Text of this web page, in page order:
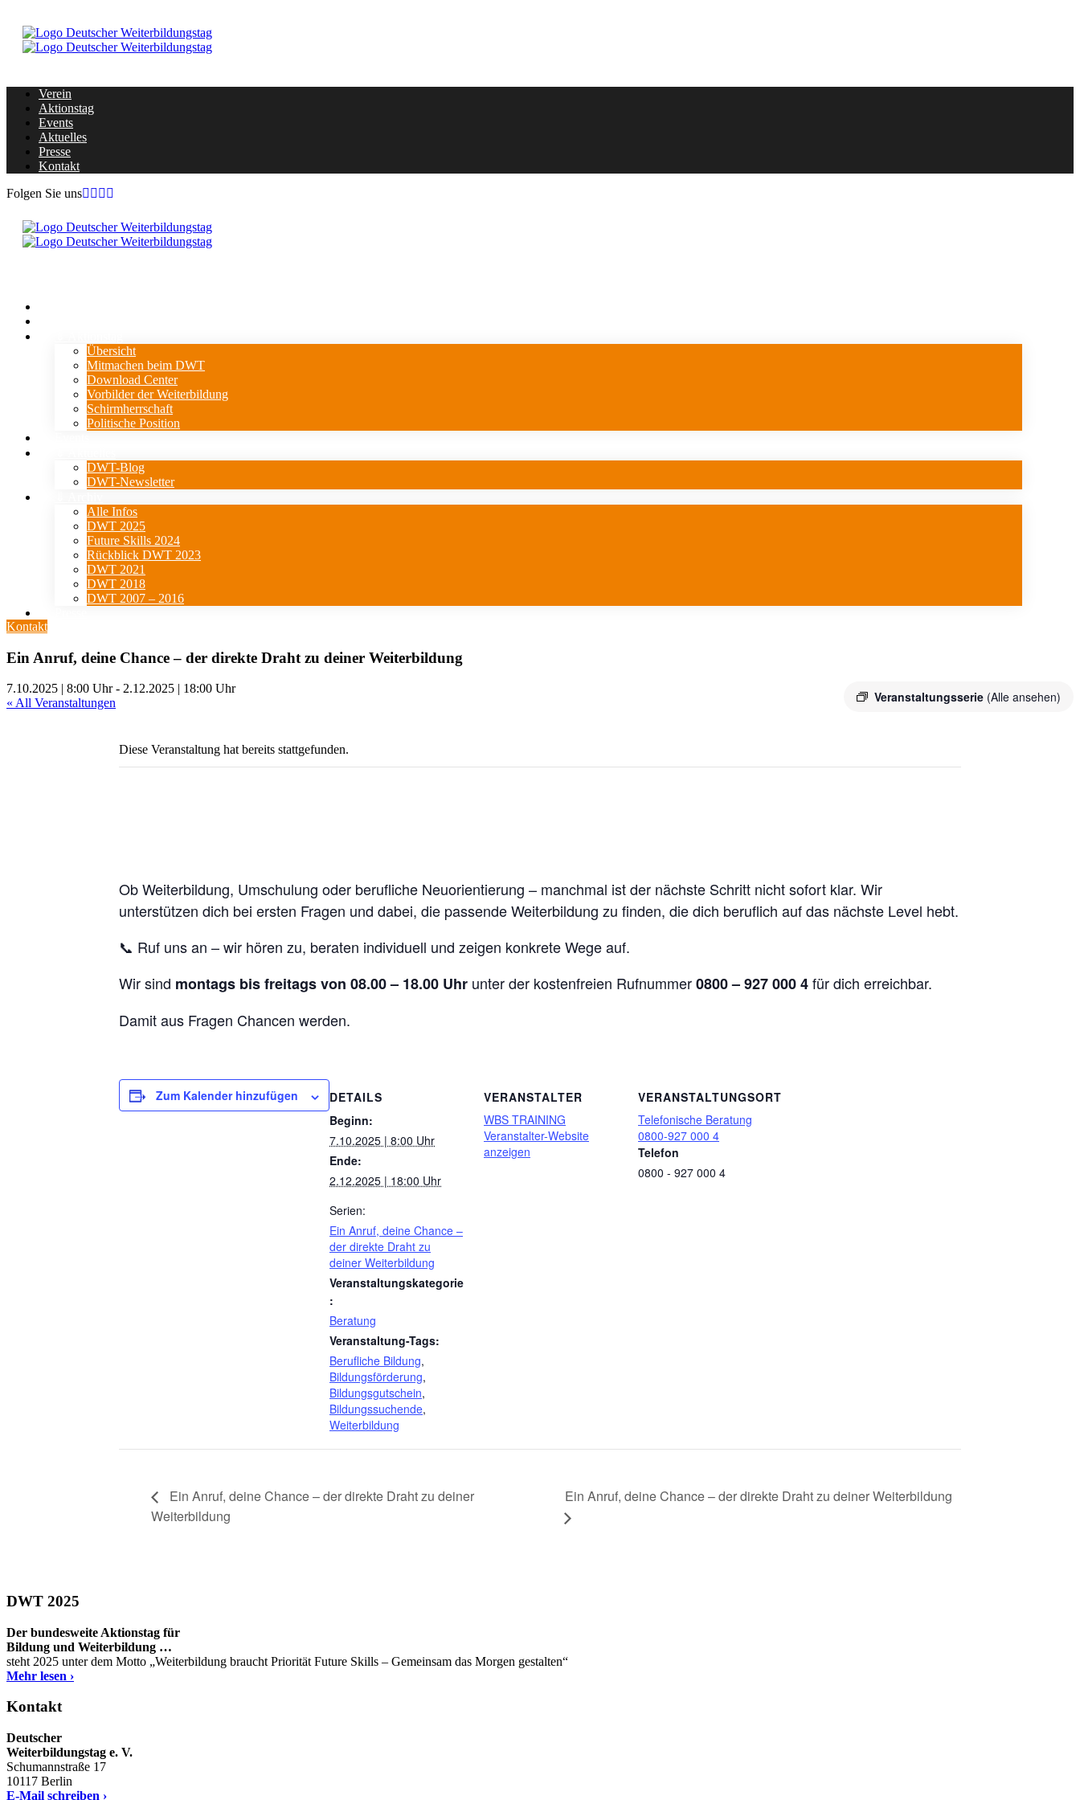
Verein
Aktionstag
Events
Aktuelles
Presse
Kontakt
Folgen Sie uns
Übersicht
Mitmachen beim DWT
Download Center
Vorbilder der Weiterbildung
Schirmherrschaft
Politische Position
DWT-Blog
DWT-Newsletter
Alle Infos
DWT 2025
Future Skills 2024
Rückblick DWT 2023
DWT 2021
DWT 2018
DWT 2007 – 2016
Kontakt
Ein Anruf, deine Chance – der direkte Draht zu deiner Weiterbildung
7.10.2025 | 8:00 Uhr- 2.12.2025 | 18:00 Uhr
Veranstaltungsserie (Alle ansehen)
« All Veranstaltungen
Diese Veranstaltung hat bereits stattgefunden.
Ob Weiterbildung, Umschulung oder berufliche Neuorientierung – manchmal ist der nächste Schritt nicht sofort klar. Wir
unterstützen dich bei ersten Fragen und dabei, die passende Weiterbildung zu finden, die dich beruflich auf das nächste Level hebt.
📞 Ruf uns an – wir hören zu, beraten individuell und zeigen konkrete Wege auf.
Wir sind montags bis freitags von 08.00 – 18.00 Uhr unter der kostenfreien Rufnummer0800 – 927 000 4für dich erreichbar.
Damit aus Fragen Chancen werden.
Zum Kalender hinzufügen
DETAILS
Beginn:
7.10.2025 | 8:00 Uhr
Ende:
2.12.2025 | 18:00 Uhr
Serien:
Ein Anruf, deine Chance –
der direkte Draht zu
deiner Weiterbildung
Veranstaltungskategorie
:
Beratung
Veranstaltung-Tags:
Berufliche Bildung,
Bildungsförderung,
Bildungsgutschein,
Bildungssuchende,
Weiterbildung
VERANSTALTER
WBS TRAINING
Veranstalter-Website
anzeigen
VERANSTALTUNGSORT
Telefonische Beratung
0800-927 000 4
Telefon
0800 - 927 000 4
Ein Anruf, deine Chance – der direkte Draht zu deiner
Weiterbildung
Ein Anruf, deine Chance – der direkte Draht zu deiner Weiterbildung
DWT 2025
Der bundesweite Aktionstag für
Bildung und Weiterbildung …
steht 2025 unter dem Motto „Weiterbildung braucht Priorität Future Skills – Gemeinsam das Morgen gestalten“
Mehr lesen ›
Kontakt
Deutscher
Weiterbildungstag e. V.
Schumannstraße 17
10117 Berlin
E-Mail schreiben ›